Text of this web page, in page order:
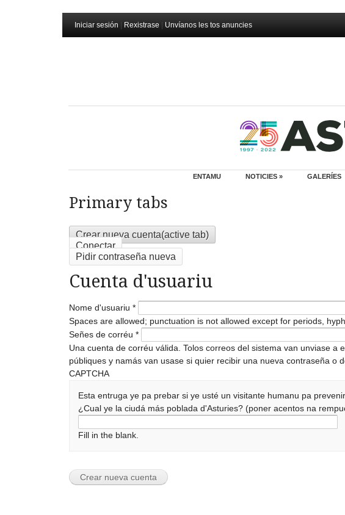
Iniciar sesión Rexistrase Unvíanos les tos anuncies
ENTAMU NOTICIES » GALERÍES
Primary tabs
Crear nueva cuenta(active tab)
Conectar
Pidir contraseña nueva
Cuenta d'usuariu
Nome d'usuariu *
Spaces are allowed; punctuation is not allowed except for periods,
Señes de corréu *
Una cuenta de corréu válida. Tolos correos del sistema van unviase a
públiques y namás van usase si quier recibir una nueva contraseña o
CAPTCHA
Esta entruga ye pa prebar si ye usté un visitante humanu pa
¿Cual ye la ciudá más poblada d'Asturies? (poner acentos na
Fill in the blank.